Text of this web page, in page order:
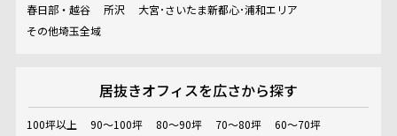
春日部・越谷
所沢
大宮･さいたま新都心･浦和エリア
その他埼玉全域
居抜きオフィスを広さから探す
100坪以上 90～100坪 80～90坪 70～80坪
60～70坪